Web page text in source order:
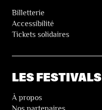
Billetterie
Accessibilité
Tickets solidaires
LES FESTIVALS
À propos